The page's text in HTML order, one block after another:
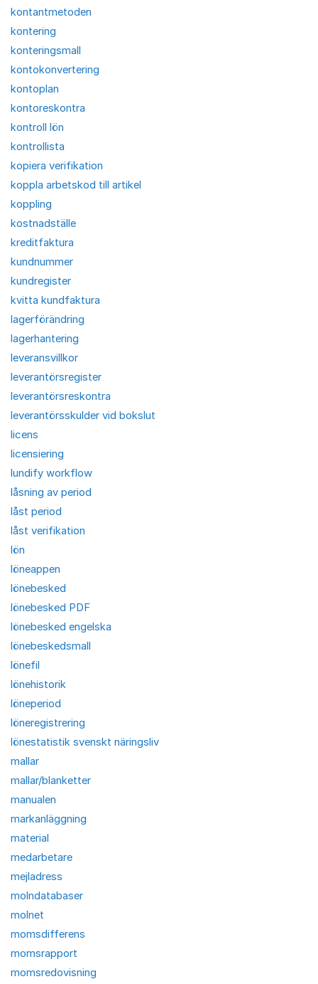
kontantmetoden
kontering
konteringsmall
kontokonvertering
kontoplan
kontoreskontra
kontroll lön
kontrollista
kopiera verifikation
koppla arbetskod till artikel
koppling
kostnadställe
kreditfaktura
kundnummer
kundregister
kvitta kundfaktura
lagerförändring
lagerhantering
leveransvillkor
leverantörsregister
leverantörsreskontra
leverantörsskulder vid bokslut
licens
licensiering
lundify workflow
låsning av period
låst period
låst verifikation
lön
löneappen
lönebesked
lönebesked PDF
lönebesked engelska
lönebeskedsmall
lönefil
lönehistorik
löneperiod
löneregistrering
lönestatistik svenskt näringsliv
mallar
mallar/blanketter
manualen
markanläggning
material
medarbetare
mejladress
molndatabaser
molnet
momsdifferens
momsrapport
momsredovisning